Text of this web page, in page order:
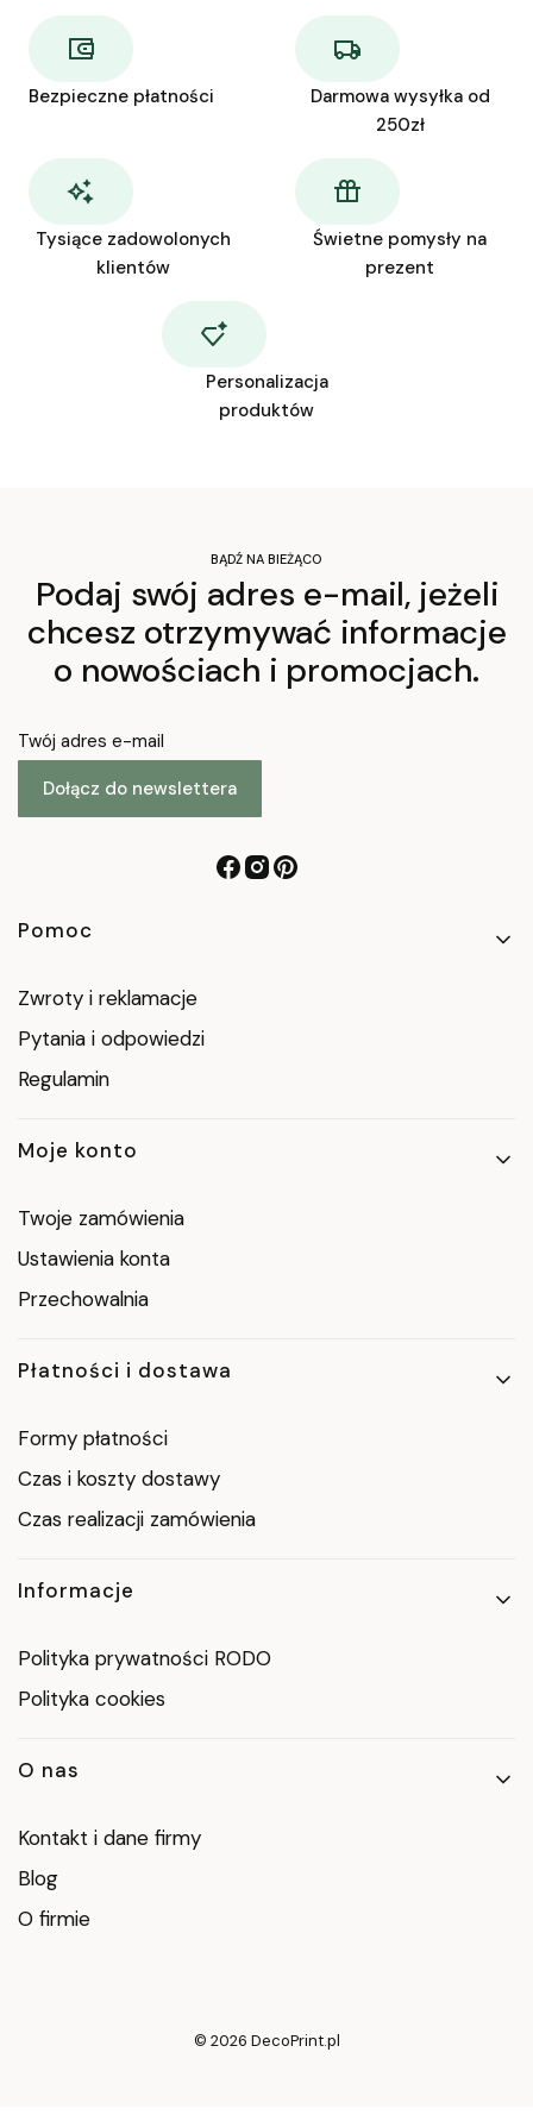
Bezpieczne płatności
Darmowa wysyłka od
250zł
Tysiące zadowolonych
klientów
Świetne pomysły na
prezent
Personalizacja
produktów
BĄDŹ NA BIEŻĄCO
Podaj swój adres e-mail, jeżeli
chcesz otrzymywać informacje
o nowościach i promocjach.
Twój adres e-mail
Dołącz do newslettera
Linki w stopce
Pomoc
Zwroty i reklamacje
Pytania i odpowiedzi
Regulamin
Moje konto
Twoje zamówienia
Ustawienia konta
Przechowalnia
Płatności i dostawa
Formy płatności
Czas i koszty dostawy
Czas realizacji zamówienia
Informacje
Polityka prywatności RODO
Polityka cookies
O nas
Kontakt i dane firmy
Blog
O firmie
© 2026 DecoPrint.pl